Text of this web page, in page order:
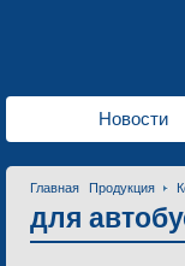
Новости
Главная Продукция
для